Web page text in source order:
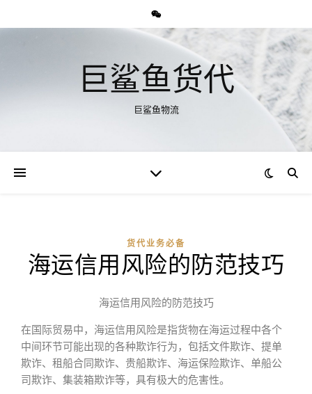
巨鲨鱼货代
巨鲨鱼物流
货代业务必备
海运信用风险的防范技巧
海运信用风险的防范技巧
在国际贸易中，海运信用风险是指货物在海运过程中各个
中间环节可能出现的各种欺诈行为，包括文件欺诈、提单
欺诈、租船合同欺诈、贵船欺诈、海运保险欺诈、单船公
司欺诈、集装箱欺诈等，具有极大的危害性。